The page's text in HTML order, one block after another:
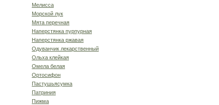
Мелисса
Морской лук
Мята перечная
Наперстянка пурпурная
Наперстянка ржавая
Одуванчик лекарственный
Ольха клейкая
Омела белая
Ортосифон
Пастушьясумка
Патриния
Пижма